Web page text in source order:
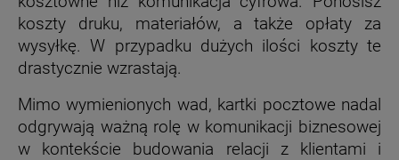
koszty druku, materiałów, a także opłaty za
wysyłkę. W przypadku dużych ilości koszty te
drastycznie wzrastają.
Mimo wymienionych wad, kartki pocztowe nadal
odgrywają ważną rolę w komunikacji biznesowej
w kontekście budowania relacji z klientami i